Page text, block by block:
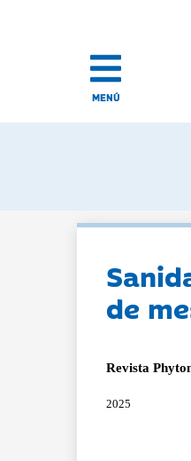
MENÚ
de
Revista
2025